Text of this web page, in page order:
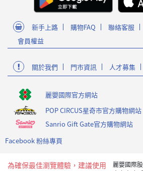
新手上路 購物FAQ 聯絡客服
會員權益
關於我們 門市資訊 人才募集
麗嬰國際官方網站
POP CIRCUS星奇市官方購物網站
Sanrio Gift Gate官方購物網站
Facebook 粉絲專頁
為確保最佳瀏覽體驗，建議使用
麗嬰國際